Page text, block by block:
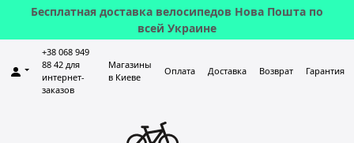
Бесплатная доставка велосипедов Нова Пошта по
всей Украине
+38 068 949
88 42 для
интернет-
заказов
Магазины
в Киеве
Оплата Доставка Возврат Гарантия